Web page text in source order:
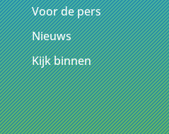
Voor de pers
Nieuws
Kijk binnen